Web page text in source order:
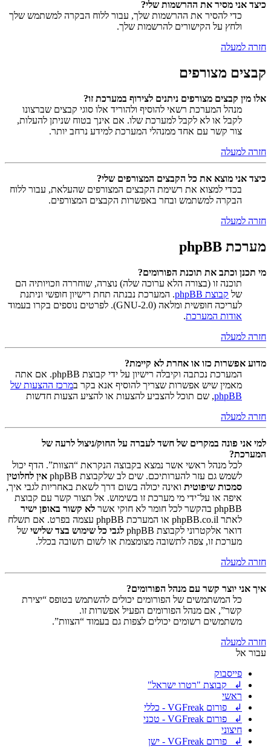
כיצד אני מסיר את ההרשמות שלי?
כדי להסיר את ההרשמות שלך, עבור ללוח הבקרה למשתמש שלך
ולחץ על הקישורים להרשמות שלך.
חזרה למעלה
קבצים מצורפים
אלו מין קבצים מצורפים ניתנים לצירוף במערכת זו?
מנהל המערכת רשאי להוסיף ולהוריד אלו סוגי קבצים שברצונו
לקבל או לא לקבל למערכת שלו. אם אינך בטוח שניתן להעלות,
צור קשר עם אחד ממנהלי המערכת למידע נרחב יותר.
חזרה למעלה
כיצד אני מוצא את כל הקבצים המצורפים שלי?
בכדי למצוא את רשימת הקבצים המצורפים שהעלאת, עבור ללוח
הבקרה למשתמש ובחר באפשרות הקבצים המצורפים.
חזרה למעלה
מערכת phpBB
מי תכנן וכתב את תוכנת הפורומים?
תוכנה זו (בצורה הלא ערוכה שלה) נוצרה, שוחררה וזכויותיה הם
של קבוצת phpBB
. המערכת נבנתה תחת רישיון חופשי וניתנת
לעריכה חופשית ומלאה (GNU-2.0). לפרטים נוספים בקרו בעמוד
אודות המערכת.
חזרה למעלה
מדוע אפשרות כזו או אחרת לא קיימת?
המערכת נכתבה וקיבלה רישיון על ידי קבוצת phpBB. אם אתה
מאמין שיש אפשרות שצריך להוסיף אנא בקר במרכז ההצעות של
phpBB, שם תוכל להצביע להצעות או להציע הצעות חדשות
חזרה למעלה
למי אני פונה במקרים של חשד לעברה על החוק/ניצול לרעה של
המערכת?
לכל מנהל ראשי אשר נמצא בקבוצה הנקראת “הצוות”. הדף יכול
לשמש גם עזר להערותיכם. שים לב שלקבוצת phpBB
אין לחלוטין
סמכות שיפוטית ואינה יכולה בשום דרך לשאת באחריות לגבי איך,
איפה או על־ידי מי מערכת זו בשימוש. אל תצור קשר עם קבוצת
phpBB בהקשר לכל חומר לא חוקי אשר
לא קשור באופן ישיר
לאתר phpBB.co.il או המערכת phpBB עצמה בפרט. אם תשלח
דואר אלקטרוני לקבוצת phpBB
לגבי כל שימוש בצד שלישי של
מערכת זו, צפה לתשובה מצומצמת או לשום תשובה בכלל.
חזרה למעלה
איך אני יוצר קשר עם מנהל הפורומים?
כל המשתמשים של הפורומים יכולים להשתמש בטופס “יצירת
קשר”, אם מנהל הפורומים הפעיל אפשרות זו.
משתמשים רשומים יכולים לצפות גם בעמוד “הצוות”.
חזרה למעלה
עבור אל
פייסבוק
↲ קבוצת "רטרו ישראל"
ראשי
↲ פורום VGFreak - כללי
↲ פורום VGFreak - טכני
חיצוני
↲ פורום VGFreak - ישן